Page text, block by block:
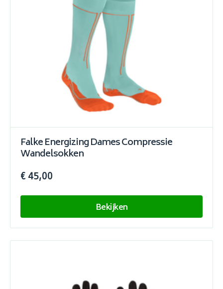
Falke Energizing Dames Compressie
Wandelsokken
€ 45,00
Bekijken